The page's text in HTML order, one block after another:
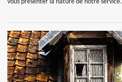
vous présenter la nature de notre service.